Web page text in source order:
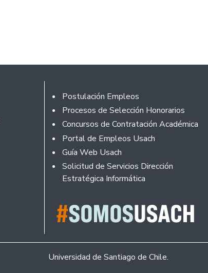
Footer
Postulación Empleos
Procesos de Selección Honorarios
Concursos de Contratación Académica
Portal de Empleos Usach
Guía Web Usach
Solicitud de Servicios Dirección
Estratégica Informática
Universidad de Santiago de Chile.